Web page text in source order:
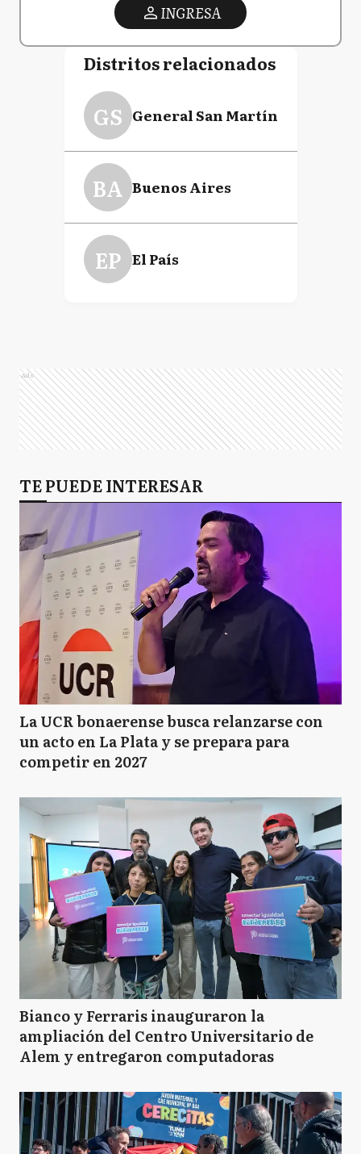
INGRESA
Distritos relacionados
GS General San Martín
BA Buenos Aires
EP El País
Ads
TE PUEDE INTERESAR
La UCR bonaerense busca relanzarse con
un acto en La Plata y se prepara para
competir en 2027
Bianco y Ferraris inauguraron la
ampliación del Centro Universitario de
Alem y entregaron computadoras